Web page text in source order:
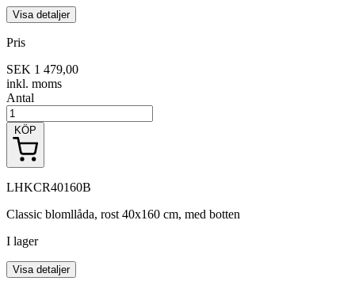
Visa detaljer
Pris
SEK 1 479,00
inkl. moms
Antal
KÖP
LHKCR40160B
Classic blomllåda, rost 40x160 cm, med botten
I lager
Visa detaljer